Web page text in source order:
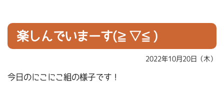
楽しんでいまーす(≧▽≦)
2022年10月20日（木）
今日のにこにこ組の様子です！